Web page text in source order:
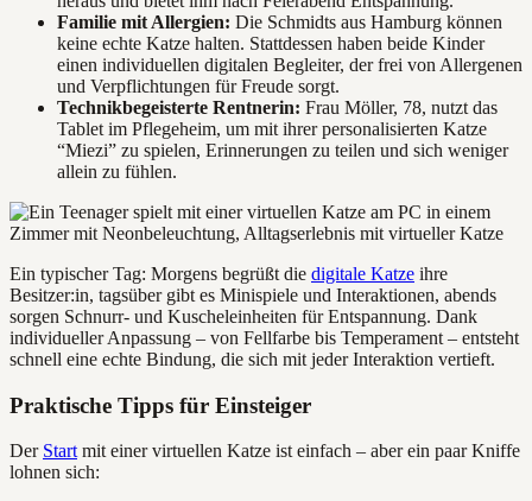
Familie mit Allergien: Die Schmidts aus Hamburg können
keine echte Katze halten. Stattdessen haben beide Kinder
einen individuellen digitalen Begleiter, der frei von Allergenen
und Verpflichtungen für Freude sorgt.
Technikbegeisterte Rentnerin: Frau Möller, 78, nutzt das
Tablet im Pflegeheim, um mit ihrer personalisierten Katze
“Miezi” zu spielen, Erinnerungen zu teilen und sich weniger
allein zu fühlen.
Ein typischer Tag: Morgens begrüßt die digitale Katze ihre
Besitzer:in, tagsüber gibt es Minispiele und Interaktionen, abends
sorgen Schnurr- und Kuscheleinheiten für Entspannung. Dank
individueller Anpassung – von Fellfarbe bis Temperament – entsteht
schnell eine echte Bindung, die sich mit jeder Interaktion vertieft.
Praktische Tipps für Einsteiger
Der Startmit einer virtuellen Katze ist einfach – aber ein paar Kniffe
lohnen sich: